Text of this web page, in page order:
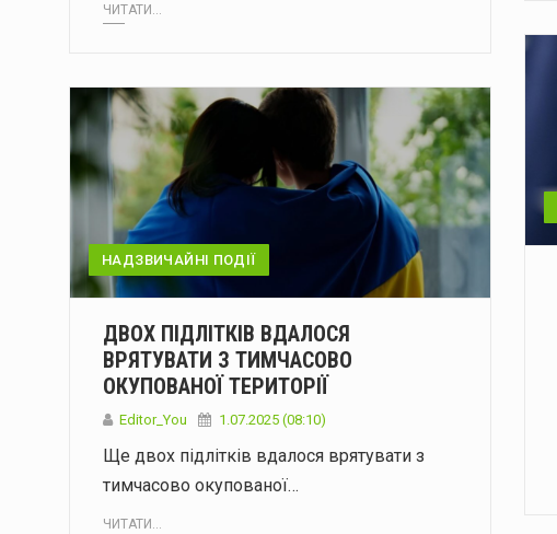
ЧИТАТИ...
НАДЗВИЧАЙНІ ПОДІЇ
ДВОХ ПІДЛІТКІВ ВДАЛОСЯ
ВРЯТУВАТИ З ТИМЧАСОВО
ОКУПОВАНОЇ ТЕРИТОРІЇ
Editor_You 1.07.2025 (08:10)
Ще двох підлітків вдалося врятувати з
тимчасово окупованої…
ЧИТАТИ...